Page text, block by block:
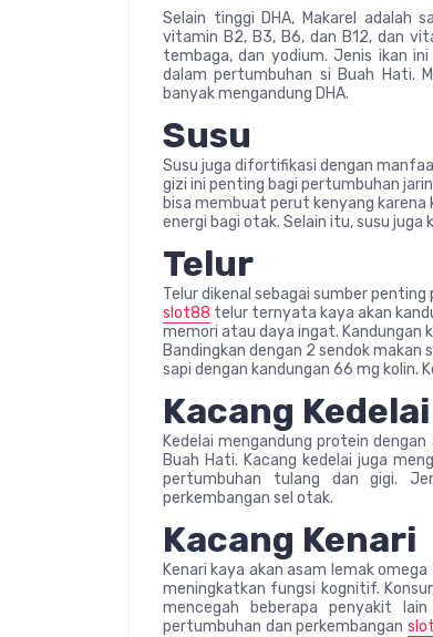
Selain tinggi DHA, Makarel adalah
vitamin B2, B3, B6, dan B12, dan
tembaga, dan yodium. Jenis ikan
dalam pertumbuhan si Buah Hati.
banyak mengandung DHA.
Susu
Susu juga difortifikasi dengan
gizi ini penting bagi pertumbuhan
bisa membuat perut kenyang
energi bagi otak. Selain itu, susu
Telur
Telur dikenal sebagai sumber
slot88 telur ternyata kaya akan
memori atau daya ingat. Kandungan
Bandingkan dengan 2 sendok
sapi dengan kandungan 66 mg kolin.
Kacang Kedelai
Kedelai mengandung protein
Buah Hati. Kacang kedelai juga
pertumbuhan tulang dan gigi.
perkembangan sel otak.
Kacang Kenari
Kenari kaya akan asam lemak
meningkatkan fungsi kognitif.
mencegah beberapa penyakit
pertumbuhan dan perkembangan